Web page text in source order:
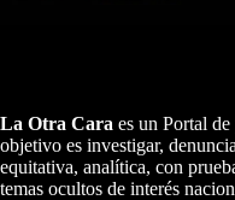
La Otra Cara es un Portal
objetivo es investigar,
equitativa, analítica, con
temas ocultos de interés